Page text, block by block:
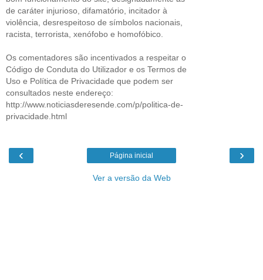
de caráter injurioso, difamatório, incitador à
violência, desrespeitoso de símbolos nacionais,
racista, terrorista, xenófobo e homofóbico.
Os comentadores são incentivados a respeitar o
Código de Conduta do Utilizador e os Termos de
Uso e Política de Privacidade que podem ser
consultados neste endereço:
http://www.noticiasderesende.com/p/politica-de-
privacidade.html
‹ ›
Página inicial
Ver a versão da Web